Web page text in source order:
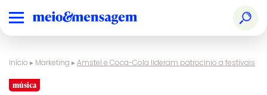
Início ▸ Marketing ▸Amstel e Coca-Cola lideram patrocínio a festivais
música